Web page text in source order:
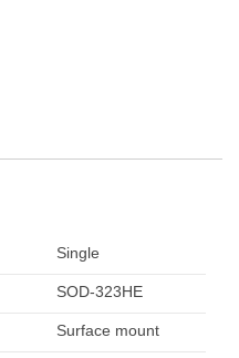
Single
SOD-323HE
Surface mount